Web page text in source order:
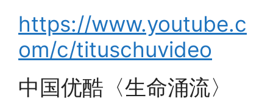
https://www.youtube.c
om/c/tituschuvideo
中国优酷〈生命涌流〉